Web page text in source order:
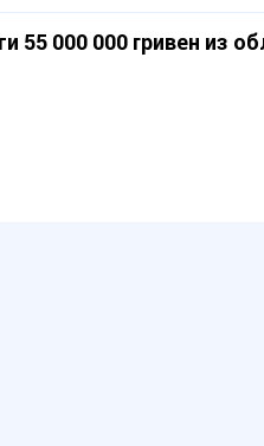
000 000 гривен из